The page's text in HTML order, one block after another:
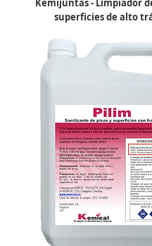
Kemijuntas - Limpiador
superficies de alto